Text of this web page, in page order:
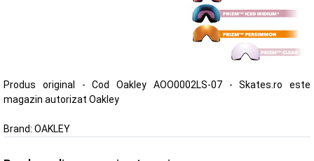
Produs original - Cod Oakley AOO0002LS-07 - Skates.ro este
magazin autorizat Oakley
Brand: OAKLEY